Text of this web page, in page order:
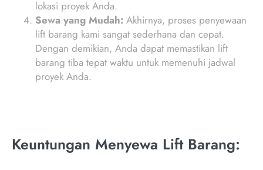
lokasi proyek Anda.
Sewa yang Mudah: Akhirnya, proses penyewaan
lift barang kami sangat sederhana dan cepat.
Dengan demikian, Anda dapat memastikan lift
barang tiba tepat waktu untuk memenuhi jadwal
proyek Anda.
Keuntungan Menyewa Lift Barang: